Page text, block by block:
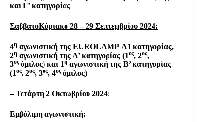
και Γ’ κατηγορίας
ΣαββατοΚύριακο 28 – 29 Σεπτεμβρίου 2024:
4η αγωνιστική της EUROLAMP Α1 κατηγορίας,
2η αγωνιστική της Α’ κατηγορίας (1ος, 2ος,
3ος όμιλος) και 1η αγωνιστική της Β’ κατηγορίας
(1ος, 2ος, 3ος, 4ος όμιλος)
– Τετάρτη 2 Οκτωβρίου 2024:
Εμβόλιμη αγωνιστική: